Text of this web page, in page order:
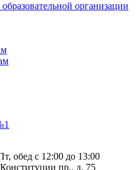
организации
обед с 12:00 до 13:00
пр., д. 75